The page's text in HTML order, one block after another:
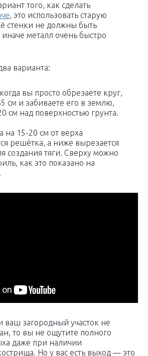
того, как сделать
, это использовать старую
стенки не должны быть
металл очень быстро
варианта:
вы просто обрезаете круг,
см и забиваете его в землю,
см над поверхностью грунта.
на 15-20 см от верха
решётка, а ниже вырезается
создания тяги. Сверху можно
как это показано на
ваш загородный участок не
то вы не ощутите полного
даже при наличии
Но у вас есть выход — это